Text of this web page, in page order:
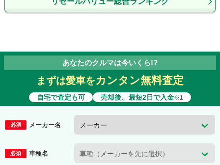
あなたのクルマは今いくら!?
まずは愛車をカンタン無料査定
自宅で査定も可 売却後、最短2日で入金※1
必須 メーカー名
必須 車種名